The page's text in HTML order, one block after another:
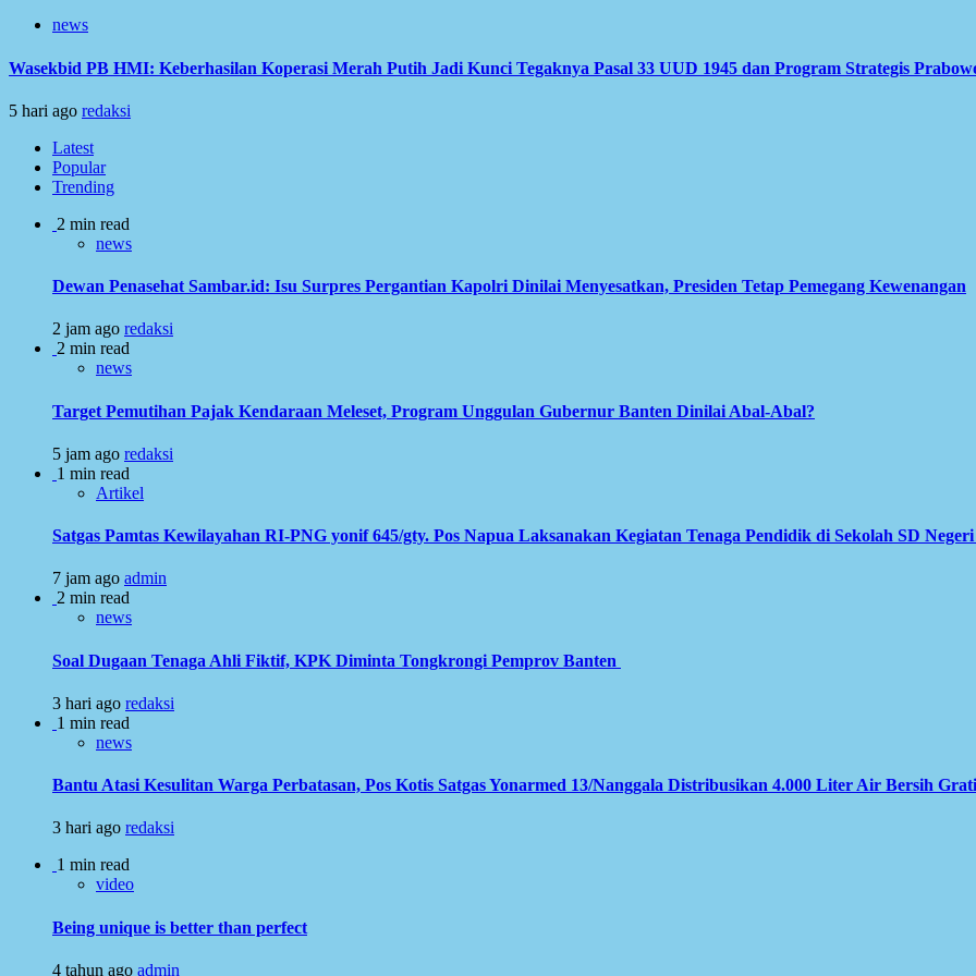
news
Wasekbid PB HMI: Keberhasilan Koperasi Merah Putih Jadi Kunci Tegaknya Pasal 33 UUD 1945 dan Program Strategis
5 hari ago redaksi
Latest
Popular
Trending
2 min read
news
Dewan Penasehat Sambar.id: Isu Surpres Pergantian Kapolri Dinilai Menyesatkan, Presiden Tetap Pemegang Kewenangan
2 jam ago redaksi
2 min read
news
Target Pemutihan Pajak Kendaraan Meleset, Program Unggulan Gubernur Banten Dinilai Abal-Abal?
5 jam ago redaksi
1 min read
Artikel
Satgas Pamtas Kewilayahan RI-PNG yonif 645/gty. Pos Napua Laksanakan Kegiatan Tenaga Pendidik di Sekolah SD
7 jam ago admin
2 min read
news
Soal Dugaan Tenaga Ahli Fiktif, KPK Diminta Tongkrongi Pemprov Banten
3 hari ago redaksi
1 min read
news
Bantu Atasi Kesulitan Warga Perbatasan, Pos Kotis Satgas Yonarmed 13/Nanggala Distribusikan 4.000 Liter Air Bersih
3 hari ago redaksi
1 min read
video
Being unique is better than perfect
4 tahun ago admin